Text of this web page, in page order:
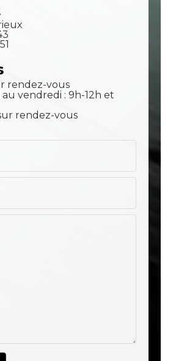
rendez-vous
vendredi : 9h-12h et
rendez-vous